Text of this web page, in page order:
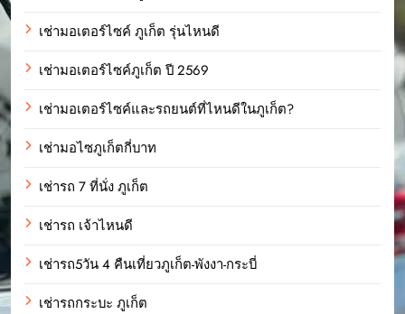
เช่ามอเตอร์ไซค์ ภูเก็ต รุ่นไหนดี
เช่ามอเตอร์ไซค์ภูเก็ต ปี 2569
เช่ามอเตอร์ไซค์และรถยนต์ที่ไหนดีในภูเก็ต?
เช่ามอไซภูเก็ตกี่บาท
เช่ารถ 7 ที่นั่ง ภูเก็ต
เช่ารถ เจ้าไหนดี
เช่ารถ5วัน 4 คืนเที่ยวภูเก็ต-พังงา-กระบี่
เช่ารถกระบะ ภูเก็ต